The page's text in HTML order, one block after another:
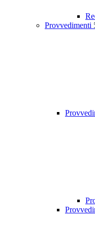
Provvedimenti